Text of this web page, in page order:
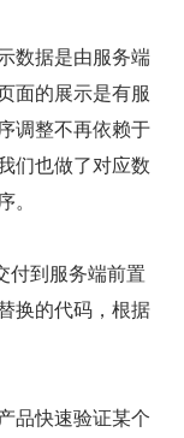
数据是由服务端
面的展示是有服
调整不再依赖于
们也做了对应数
付到服务端前置
换的代码，根据
品快速验证某个